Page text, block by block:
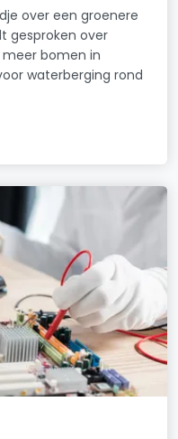
over een groenere
gesproken over
bomen in
waterberging rond